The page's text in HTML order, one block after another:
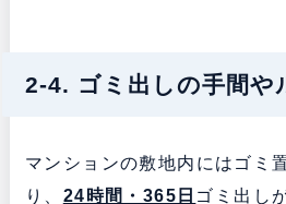
2-4. ゴミ出しの手間や
マンションの敷地内にはゴミ
り、 24時間・365日 ゴミ出し